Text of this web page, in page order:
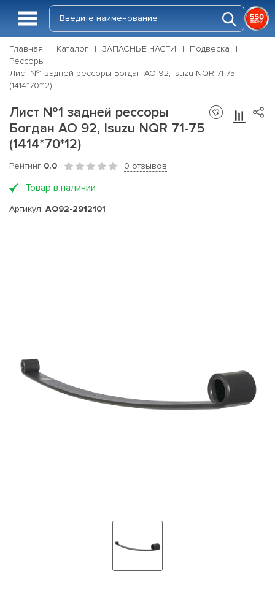
Главная Каталог ЗАПАСНЫЕ ЧАСТИ
Подвеска
Рессоры
Лист №1 задней рессоры Богдан АО 92, Isuzu NQR 71-75
(1414*70*12)
Лист №1 задней рессоры
Богдан АО 92, Isuzu NQR 71-75
(1414*70*12)
Рейтинг 0.0 0 отзывов
Товар в наличии
Артикул: АО92-2912101